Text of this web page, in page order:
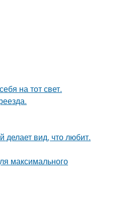
на тот свет.
делает вид, что любит.
максимального